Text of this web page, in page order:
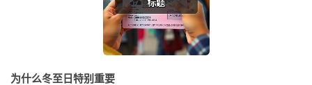
为什么冬至日特别重要